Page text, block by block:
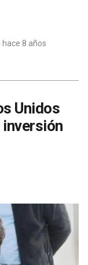
8 años
Unidos